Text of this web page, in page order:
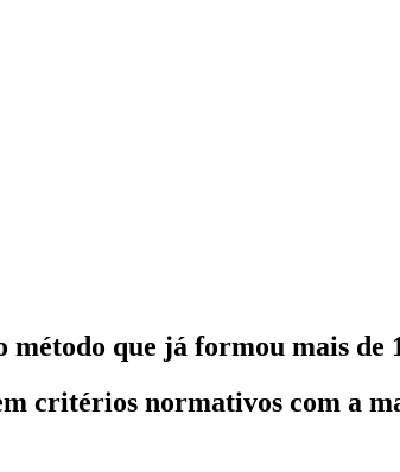
que já formou mais de
critérios normativos com a